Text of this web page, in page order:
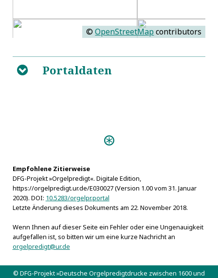
©OpenStreetMap contributors
B Portaldaten
Bilhuber, Johann Christoph
Schmidlin, Bernhard Friedrich
Schmidlin, Wolfgang Wilhelm
Geographica:
Bebenhausen, Kloster
Empfohlene Zitierweise
DFG-Projekt »Orgelpredigt«. Digitale Edition,
https://orgelpredigt.ur.de/E030027 (Version 1.00 vom 31. Januar
2020). DOI: 10.5283/orgelpr.portal
Letzte Änderung dieses Dokuments am 22. November 2018.
Wenn Ihnen auf dieser Seite ein Fehler oder eine Ungenauigkeit
aufgefallen ist, so bitten wir um eine kurze Nachricht an
orgelpredigt@ur.de
© DFG-Projekt »Deutsche Orgelpredigtdrucke zwischen 1600 und